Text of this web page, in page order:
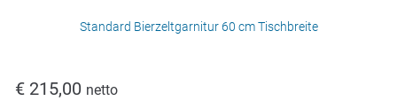
Standard Bierzeltgarnitur 60 cm Tischbreite
€ 215,00 netto